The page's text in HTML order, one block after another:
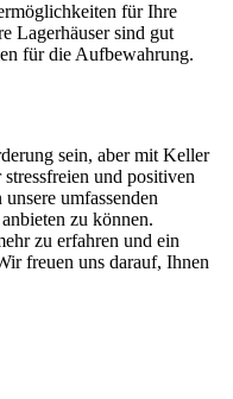
für Ihre
Lagerhäuser sind gut
für die Aufbewahrung.
sein, aber mit Keller
und positiven
umfassenden
zu können.
zu erfahren und ein
freuen uns darauf, Ihnen